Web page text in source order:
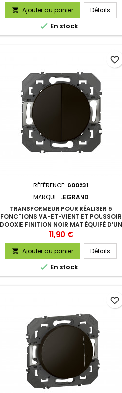
 Ajouter au panier Détails
 En stock
RÉFÉRENCE: 600231
MARQUE: LEGRAND
TRANSFORMEUR POUR RÉALISER 5
FONCTIONS VA-ET-VIENT ET POUSSOIR
DOOXIE FINITION NOIR MAT ÉQUIPÉ D’UN
SUPPORT
Prix
11,90 €
 Ajouter au panier Détails
 En stock
favorite_border
favorite_border